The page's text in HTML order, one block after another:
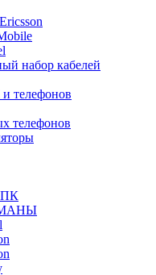
набор кабелей
телефонов
телефонов